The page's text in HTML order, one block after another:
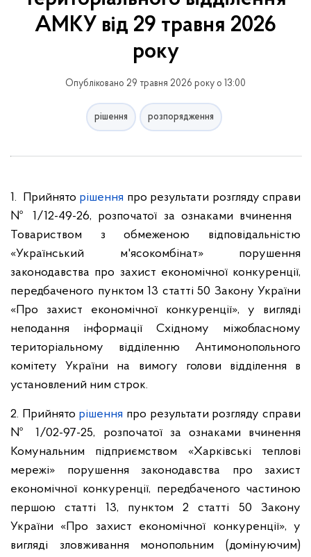
АМКУ від 29 травня 2026
року
Опубліковано 29 травня 2026 року о 13:00
рішення розпорядження
1. Прийнято рішення про результати розгляду справи
№ 1/12-49-26, розпочатої за ознаками вчинення
Товариством з обмеженою відповідальністю
«Український м'ясокомбінат» порушення
законодавства про захист економічної конкуренції,
передбаченого пунктом 13 статті 50 Закону України
«Про захист економічної конкуренції», у вигляді
неподання інформації Східному міжобласному
територіальному відділенню Антимонопольного
комітету України на вимогу голови відділення в
установлений ним строк.
2. Прийнято рішення про результати розгляду справи
№ 1/02-97-25, розпочатої за ознаками вчинення
Комунальним підприємством «Харківські теплові
мережі» порушення законодавства про захист
економічної конкуренції, передбаченого частиною
першою статті 13, пунктом 2 статті 50 Закону
України «Про захист економічної конкуренції», у
вигляді зловживання монопольним (домінуючим)